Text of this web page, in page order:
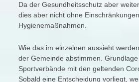
Da der Gesundheitsschutz aber
dies aber nicht ohne
Hygienemaßnahmen.
Wie das im einzelnen aussieht
der Gemeinde abstimmen.
Sportverbände mit den geltenden
Sobald eine Entscheidung vorliegt,